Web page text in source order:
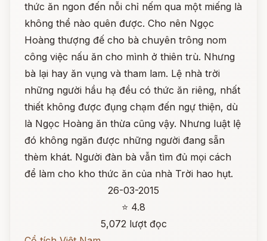
thức ăn ngon đến nỗi chỉ nếm qua một miếng là
không thể nào quên được. Cho nên Ngọc
Hoàng thượng đế cho bà chuyên trông nom
công việc nấu ăn cho mình ở thiên trù. Nhưng
bà lại hay ăn vụng và tham lam. Lệ nhà trời
những người hầu hạ đều có thức ăn riêng, nhất
thiết không được đụng chạm đến ngự thiện, dù
là Ngọc Hoàng ăn thừa cũng vậy. Nhưng luật lệ
đó không ngăn được những người đang sẵn
thèm khát. Người đàn bà vẫn tìm đủ mọi cách
để làm cho kho thức ăn của nhà Trời hao hụt.
26-03-2015
⭐ 4.8
5,072 lượt đọc